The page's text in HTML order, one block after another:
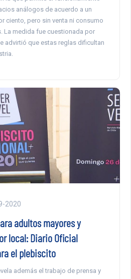
análogos de acuerdo a un
ciento, pero sin venta ni consumo
La medida fue cuestionada por
advirtió que estas reglas dificultan
2020
adultos mayores y
local: Diario Oficial
el plebiscito
además el trabajo de prensa y